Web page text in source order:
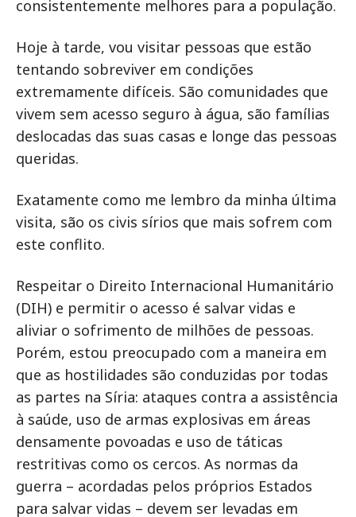
consistentemente melhores para a população.
Hoje à tarde, vou visitar pessoas que estão
tentando sobreviver em condições
extremamente difíceis. São comunidades que
vivem sem acesso seguro à água, são famílias
deslocadas das suas casas e longe das pessoas
queridas.
Exatamente como me lembro da minha última
visita, são os civis sírios que mais sofrem com
este conflito.
Respeitar o Direito Internacional Humanitário
(DIH) e permitir o acesso é salvar vidas e
aliviar o sofrimento de milhões de pessoas.
Porém, estou preocupado com a maneira em
que as hostilidades são conduzidas por todas
as partes na Síria: ataques contra a assistência
à saúde, uso de armas explosivas em áreas
densamente povoadas e uso de táticas
restritivas como os cercos. As normas da
guerra – acordadas pelos próprios Estados
para salvar vidas – devem ser levadas em